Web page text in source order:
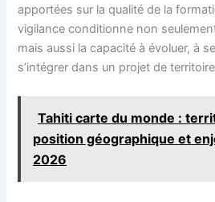
apportées sur la qualité de la
vigilance conditionne non seulement
mais aussi la capacité à évoluer, à
s’intégrer dans un projet de
Tahiti carte du monde :
position géographique et
2026